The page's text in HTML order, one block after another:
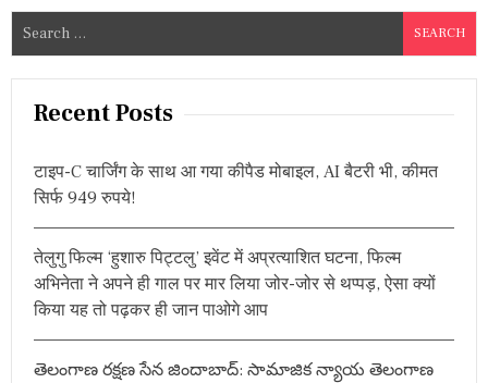
e
a
Recent Posts
टाइप-C चार्जिंग के साथ आ गया कीपैड मोबाइल, AI बैटरी भी, कीमत
सिर्फ 949 रुपये!
तेलुगु फिल्म ‘हुशारु पिट्टलु’ इवेंट में अप्रत्याशित घटना, फिल्म
अभिनेता ने अपने ही गाल पर मार लिया जोर-जोर से थप्पड़, ऐसा क्यों
किया यह तो पढ़कर ही जान पाओगे आप
తెలంగాణ రక్షణ సేన జిందాబాద్: సామాజిక న్యాయ తెలంగాణ